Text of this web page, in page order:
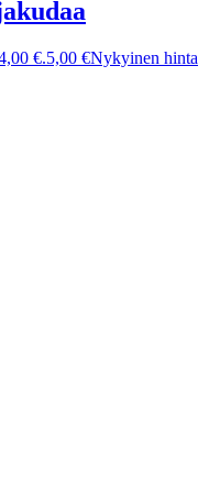
€.5,00 €Nykyinen hinta